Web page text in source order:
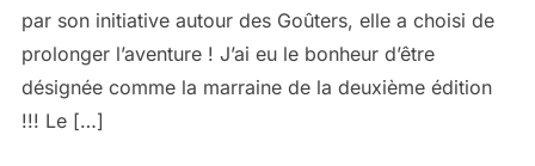
par son initiative autour des Goûters, elle a choisi de
prolonger l’aventure ! J’ai eu le bonheur d’être
désignée comme la marraine de la deuxième édition
!!! Le […]